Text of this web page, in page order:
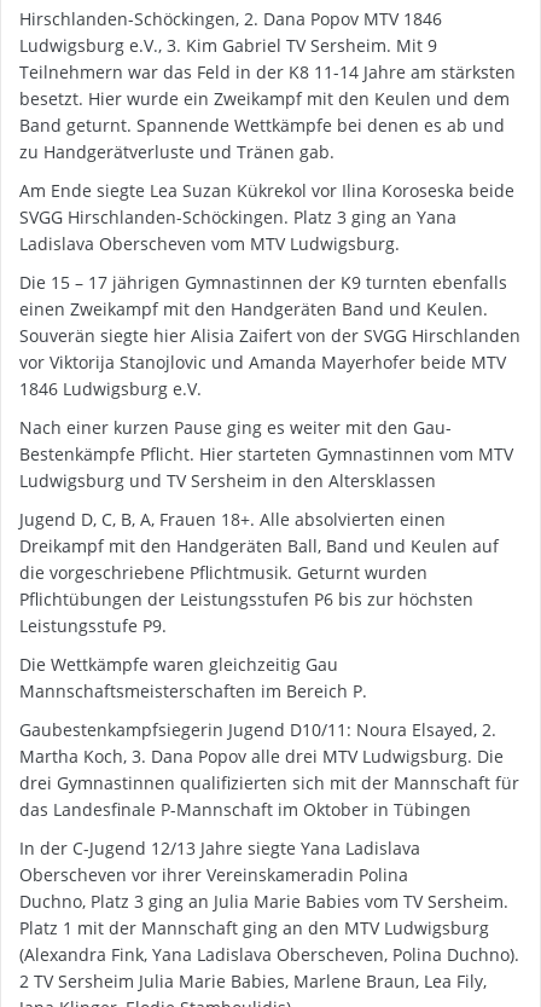
Hirschlanden-Schöckingen, 2. Dana Popov MTV 1846
Ludwigsburg e.V., 3. Kim Gabriel TV Sersheim. Mit 9
Teilnehmern war das Feld in der K8 11-14 Jahre am stärksten
besetzt. Hier wurde ein Zweikampf mit den Keulen und dem
Band geturnt. Spannende Wettkämpfe bei denen es ab und
zu Handgerätverluste und Tränen gab.
Am Ende siegte Lea Suzan Kükrekol vor Ilina Koroseska beide
SVGG Hirschlanden-Schöckingen. Platz 3 ging an Yana
Ladislava Oberscheven vom MTV Ludwigsburg.
Die 15 – 17 jährigen Gymnastinnen der K9 turnten ebenfalls
einen Zweikampf mit den Handgeräten Band und Keulen.
Souverän siegte hier Alisia Zaifert von der SVGG Hirschlanden
vor Viktorija Stanojlovic und Amanda Mayerhofer beide MTV
1846 Ludwigsburg e.V.
Nach einer kurzen Pause ging es weiter mit den Gau-
Bestenkämpfe Pflicht. Hier starteten Gymnastinnen vom MTV
Ludwigsburg und TV Sersheim in den Altersklassen
Jugend D, C, B, A, Frauen 18+. Alle absolvierten einen
Dreikampf mit den Handgeräten Ball, Band und Keulen auf
die vorgeschriebene Pflichtmusik. Geturnt wurden
Pflichtübungen der Leistungsstufen P6 bis zur höchsten
Leistungsstufe P9.
Die Wettkämpfe waren gleichzeitig Gau
Mannschaftsmeisterschaften im Bereich P.
Gaubestenkampfsiegerin Jugend D10/11: Noura Elsayed, 2.
Martha Koch, 3. Dana Popov alle drei MTV Ludwigsburg. Die
drei Gymnastinnen qualifizierten sich mit der Mannschaft für
das Landesfinale P-Mannschaft im Oktober in Tübingen
In der C-Jugend 12/13 Jahre siegte Yana Ladislava
Oberscheven vor ihrer Vereinskameradin Polina
Duchno, Platz 3 ging an Julia Marie Babies vom TV Sersheim.
Platz 1 mit der Mannschaft ging an den MTV Ludwigsburg
(Alexandra Fink, Yana Ladislava Oberscheven, Polina Duchno).
2 TV Sersheim Julia Marie Babies, Marlene Braun, Lea Fily,